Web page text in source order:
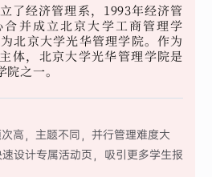
了经济管理系，1993年经济管
并成立北京大学工商管理学
北京大学光华管理学院。作为
体，北京大学光华管理学院是
之一。
高，主题不同，并行管理难度大
设计专属活动页，吸引更多学生报